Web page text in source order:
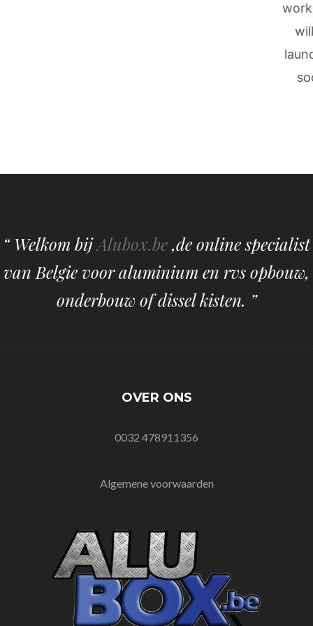
“ Welkom bijAlubox.be,de online specialist
van Belgie voor aluminium en rvs opbouw,
onderbouw of dissel kisten. ”
OVER ONS
0032 478911356
Algemene voorwaarden